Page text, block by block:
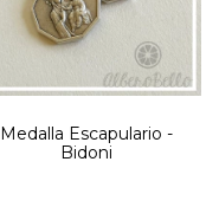
Medalla Escapulario -
Bidoni